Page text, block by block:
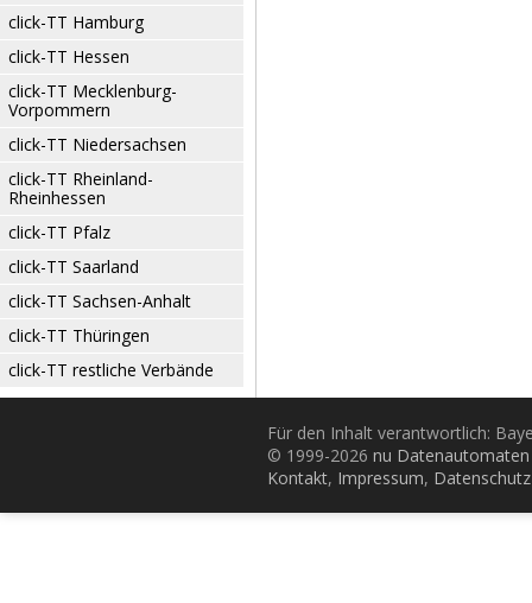
click-TT Hamburg
click-TT Hessen
click-TT Mecklenburg-
Vorpommern
click-TT Niedersachsen
click-TT Rheinland-
Rheinhessen
click-TT Pfalz
click-TT Saarland
click-TT Sachsen-Anhalt
click-TT Thüringen
click-TT restliche Verbände
Für den Inhalt verantwortlich:
© 1999-2026 nu
Kontakt, Impressum, Datenschutz